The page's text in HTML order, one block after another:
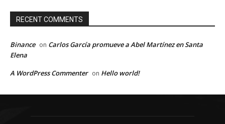
RECENT COMMENTS
Binance on Carlos García promueve a Abel Martínez en Santa
Elena
A WordPress Commenter on Hello world!